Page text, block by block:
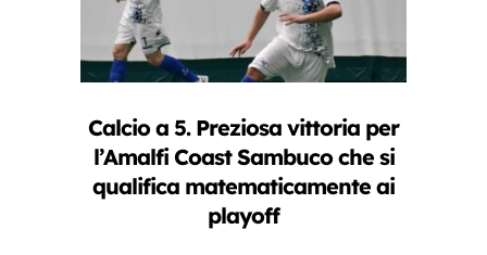
Calcio a 5. Preziosa vittoria per
l’Amalfi Coast Sambuco che si
qualifica matematicamente ai
playoff